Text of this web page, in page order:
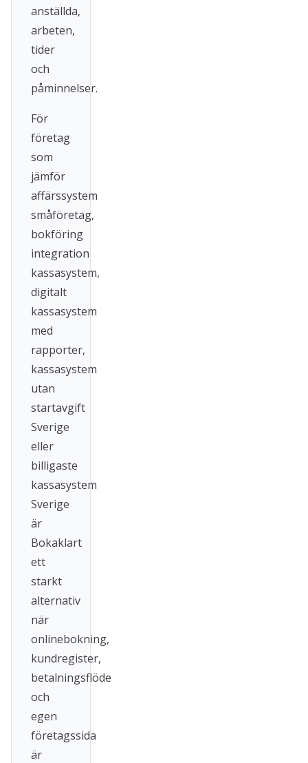
anställda,
arbeten,
tider
och
påminnelser.
För
företag
som
jämför
affärssystem
småföretag,
bokföring
integration
kassasystem,
digitalt
kassasystem
med
rapporter,
kassasystem
utan
startavgift
Sverige
eller
billigaste
kassasystem
Sverige
är
Bokaklart
ett
starkt
alternativ
när
onlinebokning,
kundregister,
betalningsflöde
och
egen
företagssida
är